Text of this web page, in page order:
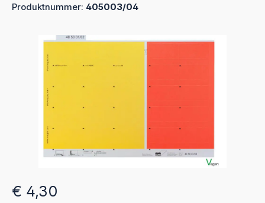
Produktnummer: 405003/04
Bildergalerie überspringen
Regulärer Preis:
€ 4,30